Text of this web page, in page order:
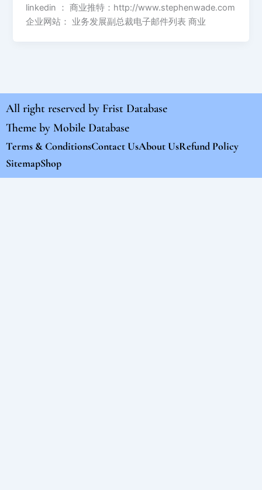
linkedin ： 商业推特：http://www.stephenwade.com
企业网站： 业务发展副总裁电子邮件列表 商业
All right reserved by Frist Database
Theme by Mobile Database
Terms & ConditionsContact UsAbout UsRefund Policy
SitemapShop